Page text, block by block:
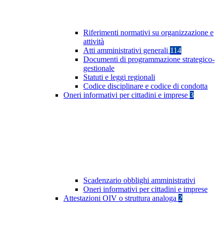
Riferimenti normativi su organizzazione e
attività
Atti amministrativi generali 114
Documenti di programmazione strategico-
gestionale
Statuti e leggi regionali
Codice disciplinare e codice di condotta
Oneri informativi per cittadini e imprese 3
Scadenzario obblighi amministrativi
Oneri informativi per cittadini e imprese
Attestazioni OIV o struttura analoga 2